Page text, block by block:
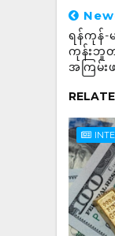
ရန်ကုန်-
ကုန်းဘူတ
အကြမ်း